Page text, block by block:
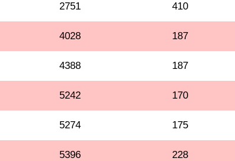
2751 410
4028 187
4388 187
5242 170
5274 175
5396 228